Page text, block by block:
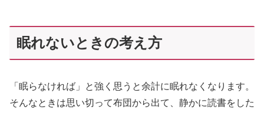
眠れないときの考え方
「眠らなければ」と強く思うと余計に眠れなくなります。
そんなときは思い切って布団から出て、静かに読書をした